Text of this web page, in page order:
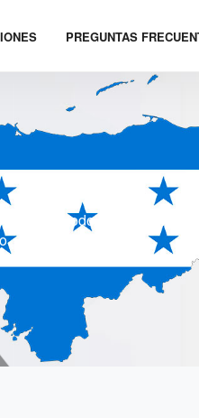
PREGUNTAS
Danlí y todo Honduras.